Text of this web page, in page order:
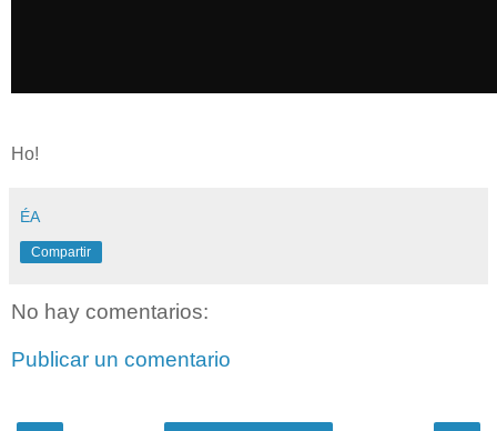
Ho!
ÉA
Compartir
No hay comentarios:
Publicar un comentario